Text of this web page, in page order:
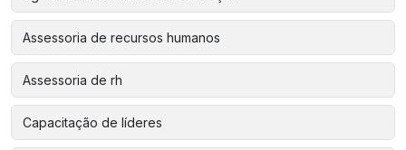
Assessoria de recursos humanos
Assessoria de rh
Capacitação de líderes